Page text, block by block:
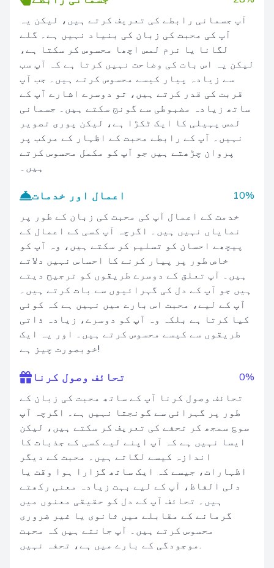
آپ جسمانی رابطے کی تعریف کرتے ہیں، لیکن یہ
آپ کی محبت کی زبان کی بنیاد نہیں ہے۔ گلے
لگانا یا نرم لمس اچھا محسوس کر سکتا ہے،
لیکن یہ اس بات کی وضاحت نہیں کرتا ہے کہ آپ سب
سے زیادہ پیار کیسے محسوس کرتے ہیں۔ جب آپ
قربت کی قدر کرتے ہیں، تو دوسرے اشارے آپ کے
ساتھ زیادہ مضبوطی سے گونج سکتے ہیں۔ جسمانی
لمس پہیلی کا ایک ٹکڑا ہے، لیکن پوری تصویر
نہیں۔ آپ کے رابطے محبت کے اظہار کے مرکب پر
پروان چڑھتے ہیں جو آپ کو مکمل محسوس کرتے
ہیں۔
اعمال اور خدمات
10%
خدمت کے اعمال آپ کی محبت کی زبان کے طور پر
نمایاں نہیں ہیں۔ اگرچہ آپ کسی کے اعمال کے
پیچھے احسان کو تسلیم کر سکتے ہیں، وہ آپ کو
خاص طور پر پیار کرنے کا احساس نہیں دلاتے
ہیں۔ آپ تعلق کے دوسرے طریقوں کو ترجیح دیتے
ہیں جو آپ کے دل کی گہرائیوں سے بات کرتے ہیں۔
آپ کے لیے، محبت اس بارے میں نہیں ہے کہ کوئی
کیا کرتا ہے بلکہ وہ آپ کو دوسرے، زیادہ ذاتی
طریقوں سے کیسے محسوس کرتے ہیں۔ اور یہ ایک
خوبصورت چیز ہے!
تحائف وصول کرنا
0%
تحائف وصول کرنا آپ کے ساتھ محبت کی زبان کے
طور پر گہرائی سے گونجتا نہیں ہے۔ اگرچہ آپ
سوچ سمجھ کر تحفے کی تعریف کر سکتے ہیں، لیکن
ایسا نہیں ہے کہ آپ اپنے لیے کسی کے جذبات کا
اندازہ کیسے لگاتے ہیں۔ محبت کے دیگر
اظہارات، جیسے کہ ایک ساتھ گزارا ہوا وقت یا
دلی الفاظ، آپ کے لیے بہت زیادہ معنی رکھتے
ہیں۔ تحائف آپ کے دل کو حقیقی معنوں میں
گرمانے کے مقابلے میں ثانوی یا غیر ضروری
محسوس کرتے ہیں۔ آپ جانتے ہیں کہ محبت
موجودگی کے بارے میں ہے، تحفہ نہیں.